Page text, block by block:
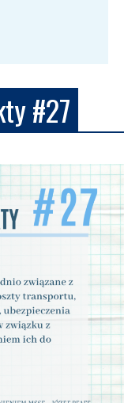
#27